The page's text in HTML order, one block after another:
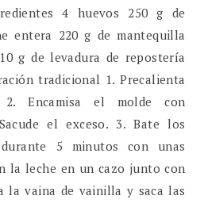
4 huevos 250 g de
entera 220 g de mantequilla
g de levadura de repostería
tradicional 1. Precalienta
Encamisa el molde con
el exceso. 3. Bate los
5 minutos con unas
la leche en un cazo junto con
la vaina de vainilla y saca las